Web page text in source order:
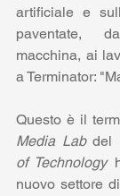
artificiale e
paventate,
macchina, ai
a Terminator:
Media Lab del
of Technology
nuovo settore